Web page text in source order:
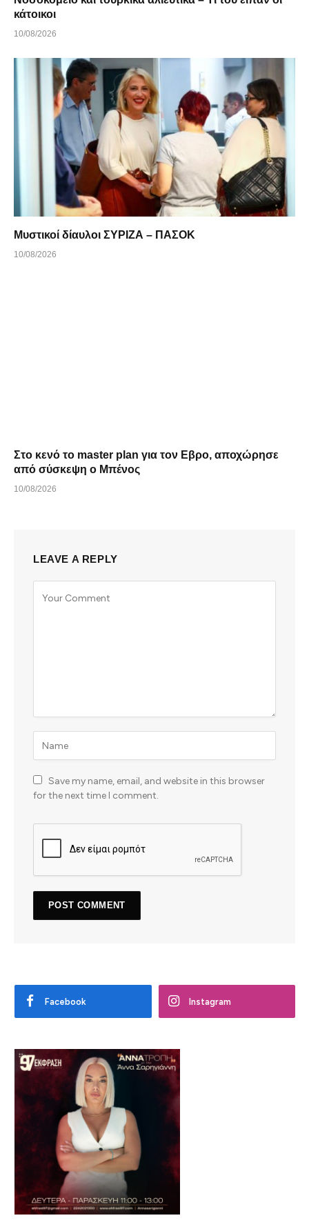
κάτοικοι
10/08/2026
Μυστικοί δίαυλοι ΣΥΡΙΖΑ – ΠΑΣΟΚ
10/08/2026
Στο κενό το master plan για τον Εβρο, αποχώρησε
από σύσκεψη ο Μπένος
10/08/2026
LEAVE A REPLY
Save my name, email, and website in this browser
for the next time I comment.
Facebook Instagram